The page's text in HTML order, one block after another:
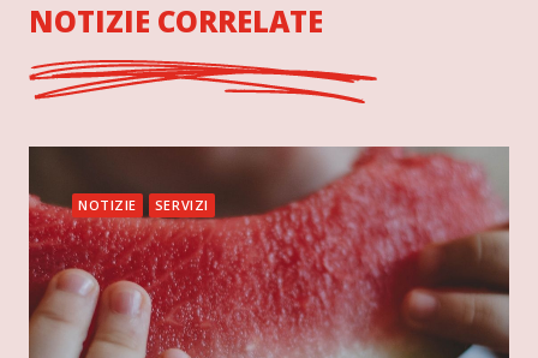
NOTIZIE CORRELATE
NOTIZIE SERVIZI